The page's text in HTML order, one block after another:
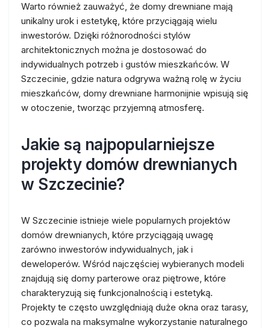
Warto również zauważyć, że domy drewniane mają
unikalny urok i estetykę, które przyciągają wielu
inwestorów. Dzięki różnorodności stylów
architektonicznych można je dostosować do
indywidualnych potrzeb i gustów mieszkańców. W
Szczecinie, gdzie natura odgrywa ważną rolę w życiu
mieszkańców, domy drewniane harmonijnie wpisują się
w otoczenie, tworząc przyjemną atmosferę.
Jakie są najpopularniejsze
projekty domów drewnianych
w Szczecinie?
W Szczecinie istnieje wiele popularnych projektów
domów drewnianych, które przyciągają uwagę
zarówno inwestorów indywidualnych, jak i
deweloperów. Wśród najczęściej wybieranych modeli
znajdują się domy parterowe oraz piętrowe, które
charakteryzują się funkcjonalnością i estetyką.
Projekty te często uwzględniają duże okna oraz tarasy,
co pozwala na maksymalne wykorzystanie naturalnego